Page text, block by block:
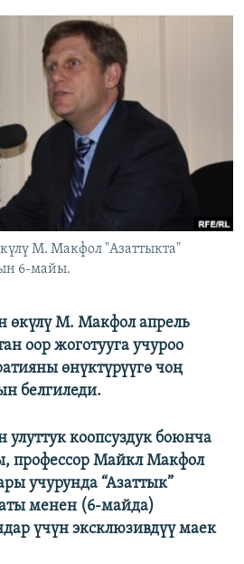
М. Макфол "Азаттыкта"
6-майы.
М. Макфол апрель
оор жоготууга учуроо
өнүктүрүүгө чоң
белгиледи.
коопсуздук боюнча
профессор Майкл Макфол
учурунда “Азаттык”
менен (6-майда)
үчүн эксклюзивдүү маек